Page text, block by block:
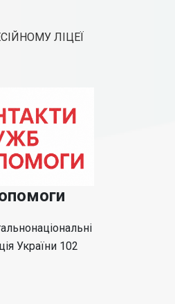
ЛІЦЕЇ
України 102